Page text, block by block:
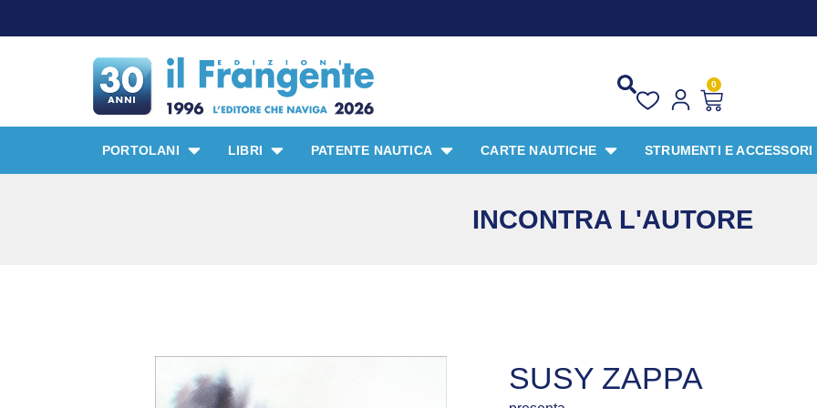
0
PORTOLANI LIBRI PATENTE NAUTICA CARTE NAUTICHE STRUMENTI E ACCESSORI
INCONTRA L'AUTORE
SUSY ZAPPA